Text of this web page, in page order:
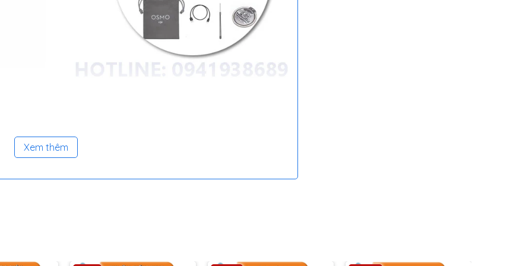
Xem thêm